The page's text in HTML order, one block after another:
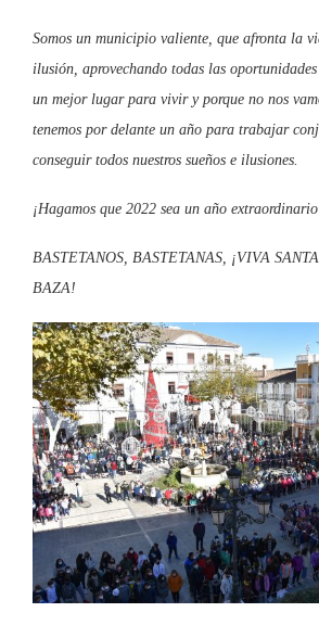
Somos un municipio valiente, que afronta la
ilusión, aprovechando todas las
un mejor lugar para vivir y porque no nos
tenemos por delante un año para trabajar
conseguir todos nuestros sueños e ilusiones.
¡Hagamos que 2022 sea un año
BASTETANOS, BASTETANAS, ¡VIVA
BAZA!